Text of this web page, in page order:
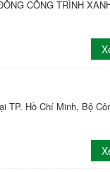
CÔNG TRÌNH
TP. Hồ Chí Minh, Bộ